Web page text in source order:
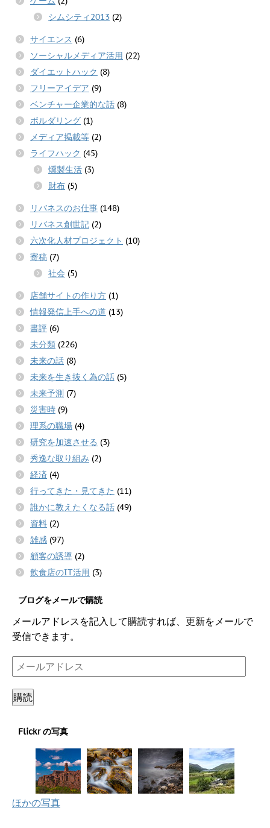
シムシティ2013 (2)
サイエンス (6)
ソーシャルメディア活用 (22)
ダイエットハック (8)
フリーアイデア (9)
ベンチャー企業的な話 (8)
ボルダリング (1)
メディア掲載等 (2)
ライフハック (45)
燻製生活 (3)
財布 (5)
リバネスのお仕事 (148)
リバネス創世記 (2)
六次化人材プロジェクト (10)
寄稿 (7)
社会 (5)
店舗サイトの作り方 (1)
情報発信上手への道 (13)
書評 (6)
未分類 (226)
未来の話 (8)
未来を生き抜く為の話 (5)
未来予測 (7)
災害時 (9)
理系の職場 (4)
研究を加速させる (3)
秀逸な取り組み (2)
経済 (4)
行ってきた・見てきた (11)
誰かに教えたくなる話 (49)
資料 (2)
雑感 (97)
顧客の誘導 (2)
飲食店のIT活用 (3)
ブログをメールで購読
メールアドレスを記入して購読すれば、更新をメールで
受信できます。
メ
ー
ル
ア
レ
購読
Flickr の写真
ほかの写真